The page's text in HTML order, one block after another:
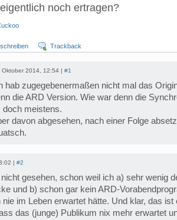
noch ertragen?
Trackback
Oktober 2014, 12:54 | #1
hab zugegebenermaßen nicht mal das
die ARD Version. Wie war denn die
doch meistens.
davon abgesehen, nach einer Folge
| #2
gesehen, schon weil ich a) sehr wenig
und b) schon gar kein ARD-
nie im Leben erwartet hätte. Und klar, das ist
das (junge) Publikum nix mehr erwartet